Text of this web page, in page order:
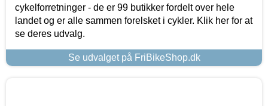
cykelforretninger - de er 99 butikker fordelt over hele
landet og er alle sammen forelsket i cykler. Klik her for at
se deres udvalg.
Se udvalget på FriBikeShop.dk